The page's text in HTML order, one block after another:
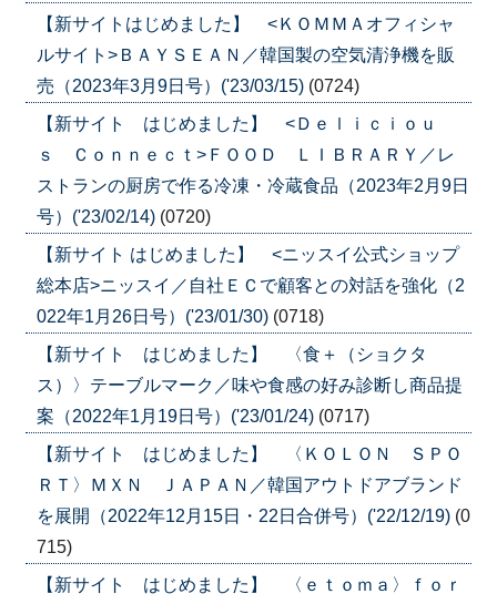
【新サイトはじめました】 <ＫＯＭＭＡオフィシャ
ルサイト>ＢＡＹＳＥＡＮ／韓国製の空気清浄機を販
売（2023年3月9日号）('23/03/15) (0724)
【新サイト はじめました】 <Ｄｅｌｉｃｉｏｕ
ｓ Ｃｏｎｎｅｃｔ>ＦＯＯＤ ＬＩＢＲＡＲＹ／レ
ストランの厨房で作る冷凍・冷蔵食品（2023年2月9日
号）('23/02/14) (0720)
【新サイト はじめました】 <ニッスイ公式ショップ
総本店>ニッスイ／自社ＥＣで顧客との対話を強化（2
022年1月26日号）('23/01/30) (0718)
【新サイト はじめました】 〈食＋（ショクタ
ス）〉テーブルマーク／味や食感の好み診断し商品提
案（2022年1月19日号）('23/01/24) (0717)
【新サイト はじめました】 〈ＫＯＬＯＮ ＳＰＯ
ＲＴ〉ＭＸＮ ＪＡＰＡＮ／韓国アウトドアブランド
を展開（2022年12月15日・22日合併号）('22/12/19) (0
715)
【新サイト はじめました】 〈ｅｔｏｍａ〉ｆｏｒ